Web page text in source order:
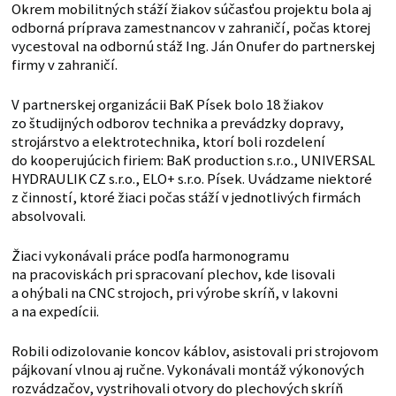
Okrem mobilitných stáží žiakov súčasťou projektu bola aj
odborná príprava zamestnancov v zahraničí, počas ktorej
vycestoval na odbornú stáž Ing. Ján Onufer do partnerskej
firmy v zahraničí.
V partnerskej organizácii BaK Písek bolo 18 žiakov
zo študijných odborov technika a prevádzky dopravy,
strojárstvo a elektrotechnika, ktorí boli rozdelení
do kooperujúcich firiem: BaK production s.r.o., UNIVERSAL
HYDRAULIK CZ s.r.o., ELO+ s.r.o. Písek. Uvádzame niektoré
z činností, ktoré žiaci počas stáží v jednotlivých firmách
absolvovali.
Žiaci vykonávali práce podľa harmonogramu
na pracoviskách pri spracovaní plechov, kde lisovali
a ohýbali na CNC strojoch, pri výrobe skríň, v lakovni
a na expedícii.
Robili odizolovanie koncov káblov, asistovali pri strojovom
pájkovaní vlnou aj ručne. Vykonávali montáž výkonových
rozvádzačov, vystrihovali otvory do plechových skríň